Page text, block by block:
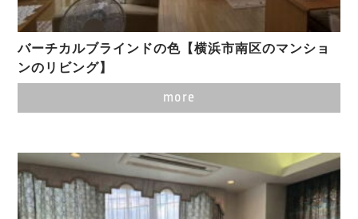
バーチカルブラインドの色【横浜市南区のマンショ
ンのリビング】
more